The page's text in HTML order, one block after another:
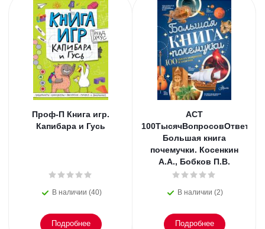
Проф-П Книга игр.
Капибара и Гусь
В наличии (40)
Подробнее
АСТ
100ТысячВопросовОтветов
Большая книга
почемучки. Косенкин
А.А., Бобков П.В.
В наличии (2)
Подробнее